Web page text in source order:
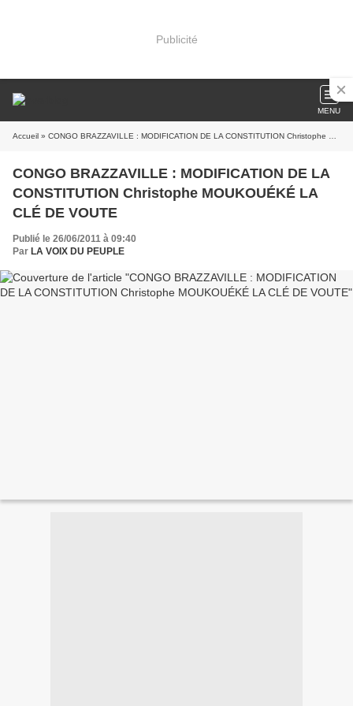
Publicité
MENU
Accueil » CONGO BRAZZAVILLE : MODIFICATION DE LA CONSTITUTION Christophe MOUKOUÉKÉ LA CLÉ DE VOUTE
CONGO BRAZZAVILLE : MODIFICATION DE LA
CONSTITUTION Christophe MOUKOUÉKÉ LA
CLÉ DE VOUTE
Publié le 26/06/2011 à 09:40
Par LA VOIX DU PEUPLE